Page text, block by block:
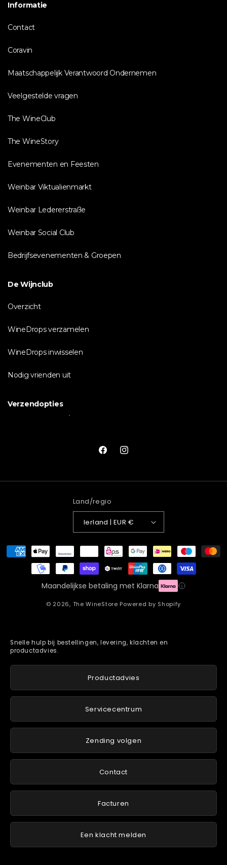
Informatie
Contact
Coravin
Maatschappelijk Verantwoord Ondernemen
Veelgestelde vragen
The WineClub
The WineStory
Evenementen en Feesten
Weinbar Viktualienmarkt
Weinbar Ledererstraße
Weinbar Social Club
Bedrijfsevenementen & Groepen
De Wijnclub
Overzicht
WineDrops verzamelen
WineDrops inwisselen
Nodig vrienden uit
Verzendopties
FacebookInstagram
Land/regio
Ierland | EUR €
Betaalmethoden
Maandelijkse betaling met Klarna
© 2026, The WineStore Powered by Shopify
Snelle hulp bij bestellingen, levering, klachten en
productadvies.
Productadvies
Servicecentrum
Zending volgen
Contact
Facturen
Een klacht melden